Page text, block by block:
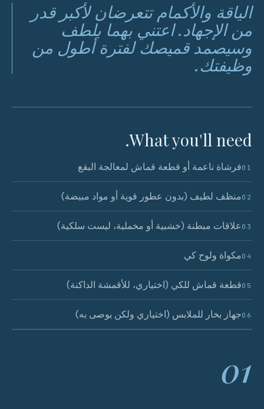
الياقة والأكمام تتعرضان لأكبر قدر
من الإجهاد. اعتني بهما بلطف
وسيصمد قميصك لفترة أطول من
وظيفتك.
What you'll need.
01فرشاة ناعمة أو قطعة قماش لمعالجة البقع
02منظف لطيف (بدون عطور قوية أو مواد مبيضة)
03 علاقات مبطنة (خشبية أو مخملية، ليست سلكية)
04مكواة ولوح كي
05قطعة قماش للكي (اختياري، للأقمشة الداكنة)
06جهاز بخار للملابس (اختياري ولكن يوصى به)
01